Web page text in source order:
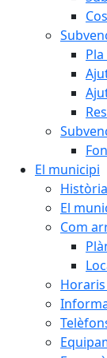
El municipi
Història
El
Com